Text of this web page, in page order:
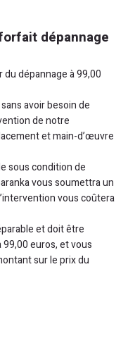
dépannage
dépannage à 99,00
avoir besoin de
de notre
et main-d’œuvre
sous condition de
vous soumettra un
vous coûtera
et doit être
euros, et vous
sur le prix du